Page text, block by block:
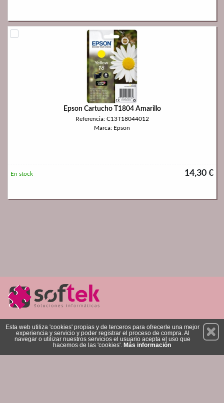
Epson Cartucho T1804 Amarillo
Referencia: C13T18044012
Marca: Epson
14,30 €
En stock
Suscríbete
Esta web utiliza 'cookies' propias y de terceros para ofrecerle una mejor
experiencia y servicio y poder registrar el proceso de compra. Al
navegar o utilizar nuestros servicios el usuario acepta el uso que
hacemos de las 'cookies'. Más información